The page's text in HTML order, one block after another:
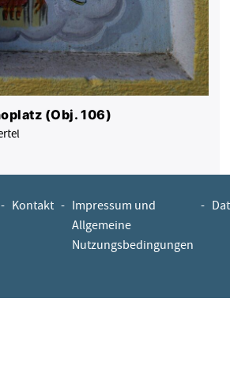
(Obj. 106)
- Kontakt - Impressum und
Allgemeine
Nutzungsbedingungen
-